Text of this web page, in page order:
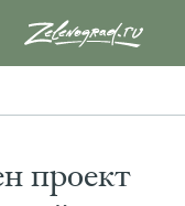
проект